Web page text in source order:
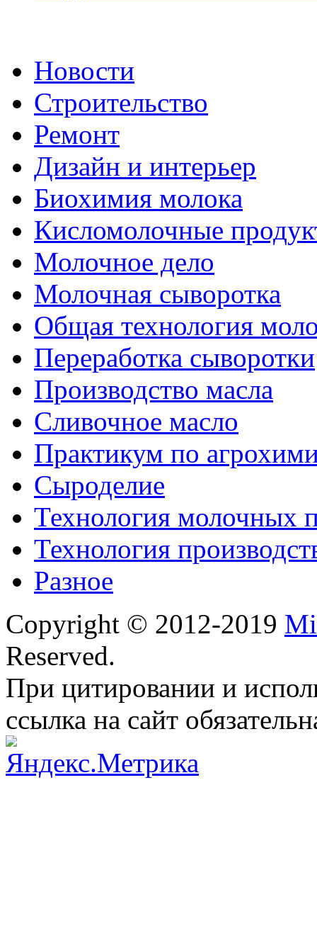
Новости
Строительство
Ремонт
Дизайн и интерьер
Биохимия молока
Кисломолочные
Молочное дело
Молочная сыворотка
Общая технология
Переработка сыворотки
Производство масла
Сливочное масло
Практикум по
Сыроделие
Технология молочных
Технология
Разное
Copyright © 2012-2019
Reserved.
При цитировании и
ссылка на сайт